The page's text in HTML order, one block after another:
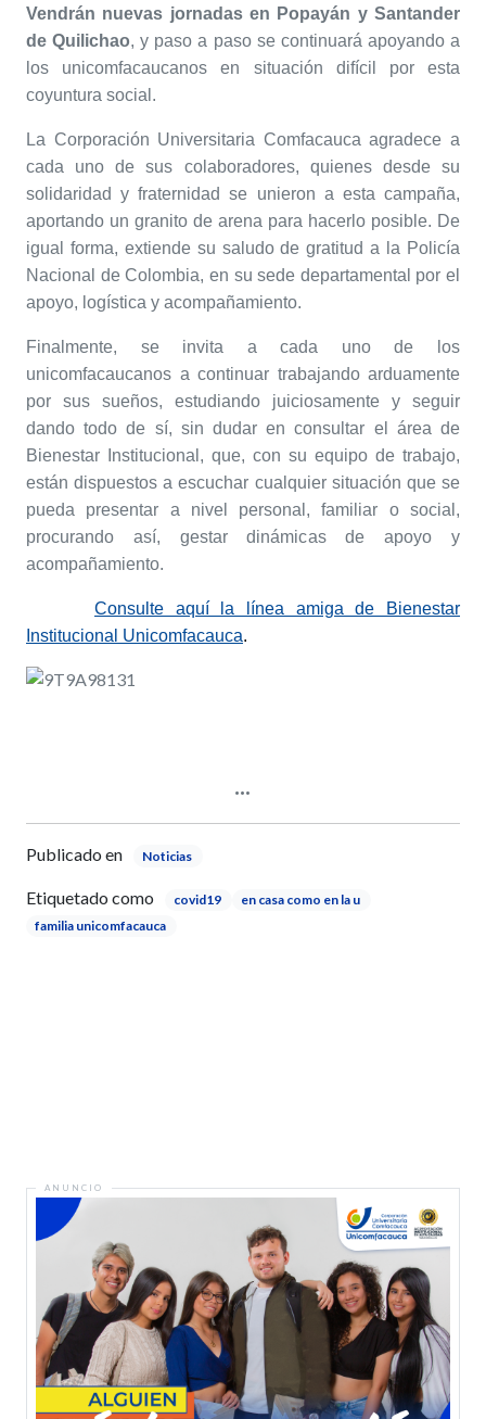
Vendrán nuevas jornadas en Popayán y Santander
de Quilichao, y paso a paso se continuará apoyando a
los unicomfacaucanos en situación difícil por esta
coyuntura social.
La Corporación Universitaria Comfacauca agradece a
cada uno de sus colaboradores, quienes desde su
solidaridad y fraternidad se unieron a esta campaña,
aportando un granito de arena para hacerlo posible. De
igual forma, extiende su saludo de gratitud a la Policía
Nacional de Colombia, en su sede departamental por el
apoyo, logística y acompañamiento.
Finalmente, se invita a cada uno de los
unicomfacaucanos a continuar trabajando arduamente
por sus sueños, estudiando juiciosamente y seguir
dando todo de sí, sin dudar en consultar el área de
Bienestar Institucional, que, con su equipo de trabajo,
están dispuestos a escuchar cualquier situación que se
pueda presentar a nivel personal, familiar o social,
procurando así, gestar dinámicas de apoyo y
acompañamiento.
Consulte aquí la línea amiga de Bienestar
Institucional Unicomfacauca.
Publicado en Noticias
Etiquetado como covid19
en casa como en la u
familia unicomfacauca